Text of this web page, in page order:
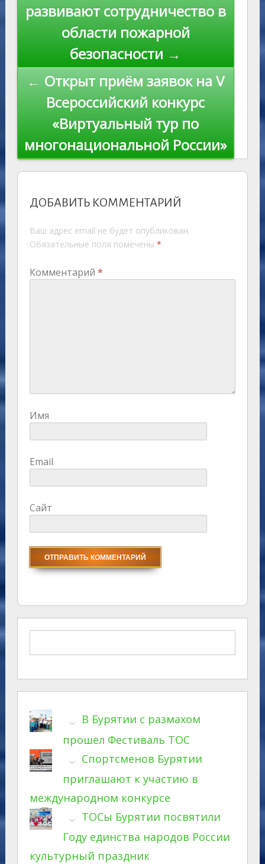
ki
записям
развивают сотрудничество в
области пожарной
безопасности →
← Открыт приём заявок на V
Всероссийский конкурс
«Виртуальный тур по
многонациональной России»
ДОБАВИТЬ КОММЕНТАРИЙ
Ваш адрес email не будет опубликован.
Обязательные поля помечены *
Комментарий *
Имя
Email
Сайт
В Бурятии с размахом
прошел Фестиваль ТОС
Спортсменов Бурятии
приглашают к участию в
международном конкурсе
ТОСы Бурятии посвятили
Году единства народов России
культурный праздник